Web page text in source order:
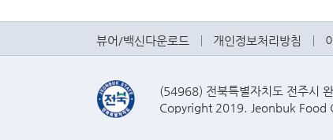
뷰어/백신다운로드 개인정보처리방침
(54968) 전북특별자치도 전주시
Copyright 2019. Jeonbuk Food